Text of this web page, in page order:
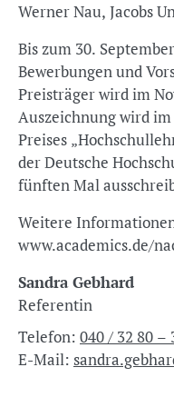
Werner Nau, Jacobs
Bis zum 30.
Bewerbungen und
Preisträger wird im
Auszeichnung wird
Preises
der Deutsche
fünften Mal
Weitere
www.academics.de/
Sandra Gebhard
Referentin
Telefon: 040 / 32 80 –
E-Mail: